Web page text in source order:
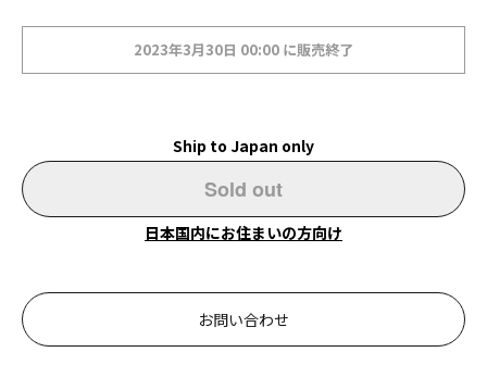
2023年3月30日 00:00 に販売終了
Ship to Japan only
Sold out
日本国内にお住まいの方向け
お問い合わせ